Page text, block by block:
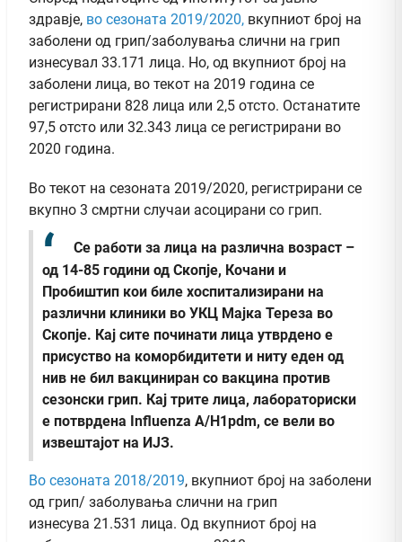
здравје, во сезоната 2019/2020, вкупниот број на
заболени од грип/заболувања слични на грип
изнесувал 33.171 лица. Но, од вкупниот број на
заболени лица, во текот на 2019 година се
регистрирани 828 лица или 2,5 отсто. Останатите
97,5 отсто или 32.343 лица се регистрирани во
2020 година.
Во текот на сезоната 2019/2020, регистрирани се
вкупно 3 смртни случаи асоцирани со грип.
Се работи за лица на различна возраст –
од 14-85 години од Скопје, Кочани и
Пробиштип кои биле хоспитализирани на
различни клиники во УКЦ Мајка Тереза во
Скопје. Кај сите починати лица утврдено е
присуство на коморбидитети и ниту еден од
нив не бил вакциниран со вакцина против
сезонски грип. Кај трите лица, лабораториски
е потврдена Influenza A/H1pdm, се вели во
извештајот на ИЈЗ.
Во сезоната 2018/2019, вкупниот број на заболени
од грип/ заболувања слични на грип
изнесува 21.531 лица. Од вкупниот број на